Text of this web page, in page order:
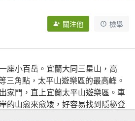
關注他 檢舉
座小百岳。宜蘭大同三星山，高
三角點，太平山遊樂區的最高峰。
家門，直上宜蘭太平山遊樂區。車
的山愈來愈矮，好容易找到隱秘登